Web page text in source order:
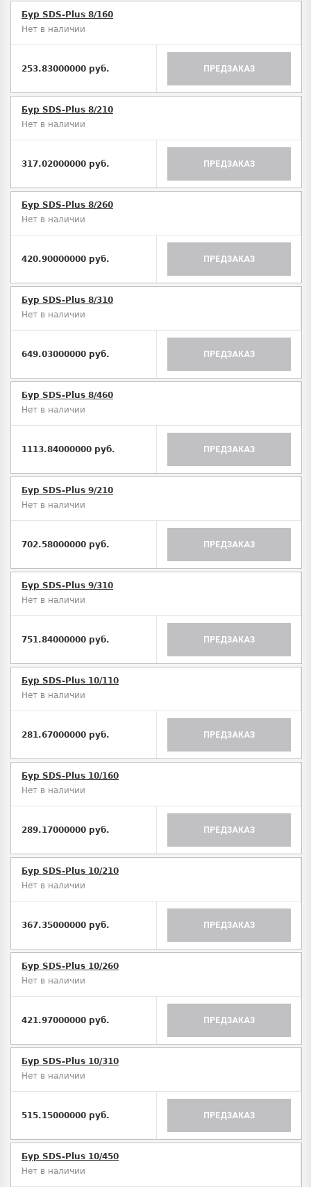
Бур SDS-Plus 8/160
Нет в наличии
253.83000000 руб. ПРЕДЗАКАЗ
Бур SDS-Plus 8/210
Нет в наличии
317.02000000 руб. ПРЕДЗАКАЗ
Бур SDS-Plus 8/260
Нет в наличии
420.90000000 руб. ПРЕДЗАКАЗ
Бур SDS-Plus 8/310
Нет в наличии
649.03000000 руб. ПРЕДЗАКАЗ
Бур SDS-Plus 8/460
Нет в наличии
1113.84000000 руб. ПРЕДЗАКАЗ
Бур SDS-Plus 9/210
Нет в наличии
702.58000000 руб. ПРЕДЗАКАЗ
Бур SDS-Plus 9/310
Нет в наличии
751.84000000 руб. ПРЕДЗАКАЗ
Бур SDS-Plus 10/110
Нет в наличии
281.67000000 руб. ПРЕДЗАКАЗ
Бур SDS-Plus 10/160
Нет в наличии
289.17000000 руб. ПРЕДЗАКАЗ
Бур SDS-Plus 10/210
Нет в наличии
367.35000000 руб. ПРЕДЗАКАЗ
Бур SDS-Plus 10/260
Нет в наличии
421.97000000 руб. ПРЕДЗАКАЗ
Бур SDS-Plus 10/310
Нет в наличии
515.15000000 руб. ПРЕДЗАКАЗ
Бур SDS-Plus 10/450
Нет в наличии